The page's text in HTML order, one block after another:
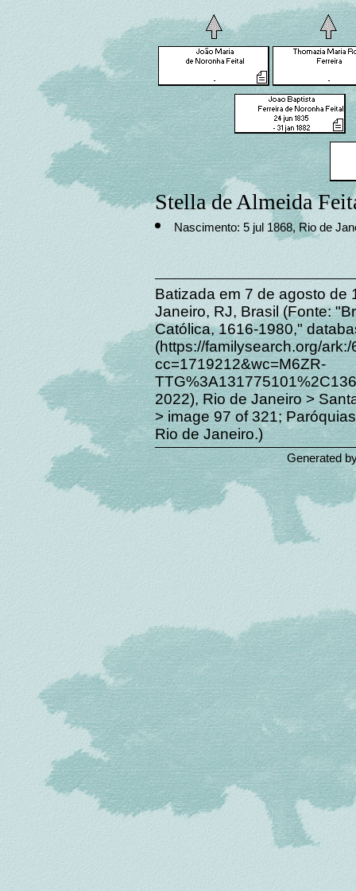
Stella de Almeida
Nascimento: 5 jul 1868, Rio de
Batizada em 7 de agosto de
Janeiro, RJ, Brasil (Fonte:
Católica, 1616-1980,"
(https://familysearch.org/
cc=1719212&wc=M6ZR-
2022), Rio de Janeiro >
> image 97 of 321;
Rio de Janeiro.)
Generated